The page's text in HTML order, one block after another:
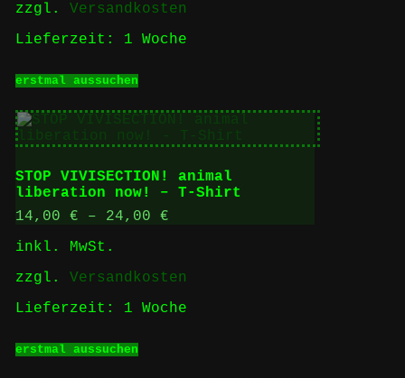
zzgl. Versandkosten
Lieferzeit: 1 Woche
erstmal aussuchenProdukt
mehrere
Varianten
auf.
Die
Optionen
können
auf
werden
STOP VIVISECTION! animal
liberation now! – T-Shirt
14,00 € – 24,00 €
inkl. MwSt.
zzgl. Versandkosten
Lieferzeit: 1 Woche
erstmal aussuchenProdukt